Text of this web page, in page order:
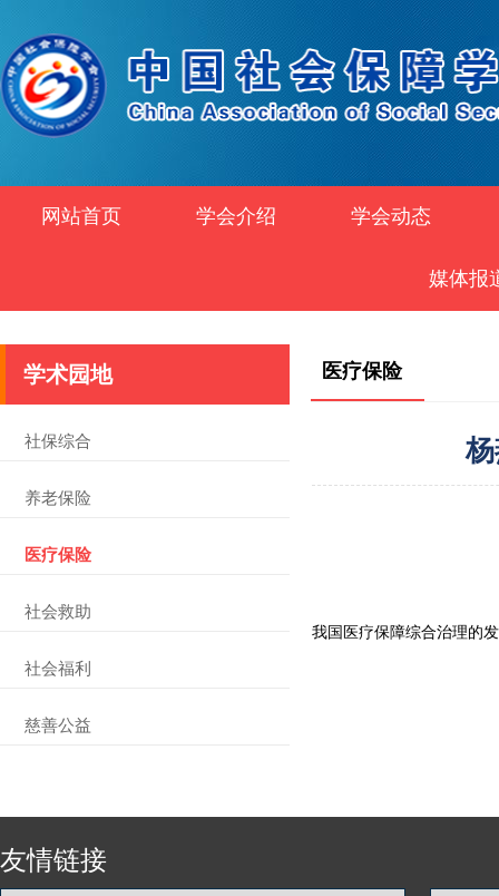
网站首页 学会介绍 学会动态
媒体报
学术园地
社保综合
养老保险
医疗保险
社会救助
社会福利
慈善公益
医疗保险
我国医疗保障综合治理的
友情链接